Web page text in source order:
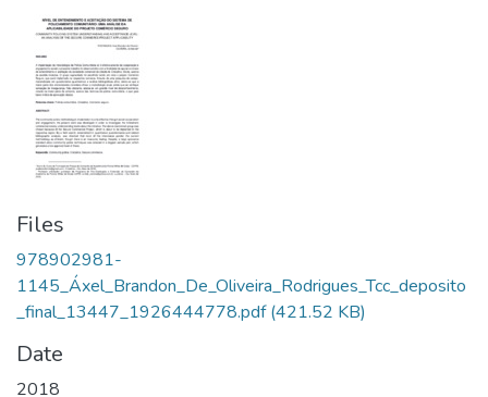
Files
978902981-
1145_Áxel_Brandon_De_Oliveira_Rodrigues_Tcc_deposito
_final_13447_1926444778.pdf(421.52 KB)
Date
2018